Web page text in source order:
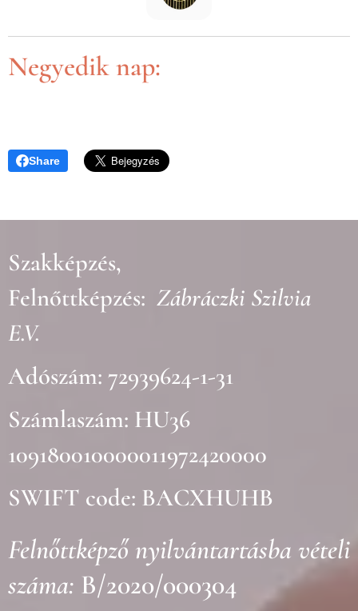
Negyedik nap:
Share
Szakképzés,
Felnőttképzés: Zábráczki Szilvia
E.V.
Adószám: 72939624-1-31
Számlaszám: HU36
109180010000011972420000
SWIFT code: BACXHUHB
Felnőttképző nyilvántartásba vételi
száma: B/2020/000304